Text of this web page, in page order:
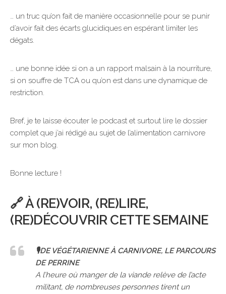
… un truc qu’on fait de manière occasionnelle pour se punir
d’avoir fait des écarts glucidiques en espérant limiter les
dégats.
… une bonne idée si on a un rapport malsain à la nourriture,
si on souffre de TCA ou qu’on est dans une dynamique de
restriction.
Bref, je te laisse écouter le podcast et surtout lire le dossier
complet que j’ai rédigé au sujet de l’alimentation carnivore
sur mon blog.
Bonne lecture !
🔗 À (RE)VOIR, (RE)LIRE,
(RE)DÉCOUVRIR CETTE SEMAINE
🎙DE VÉGÉTARIENNE À CARNIVORE, LE PARCOURS
DE PERRINE
A l’heure où manger de la viande relève de l’acte
militant, de nombreuses personnes tirent un